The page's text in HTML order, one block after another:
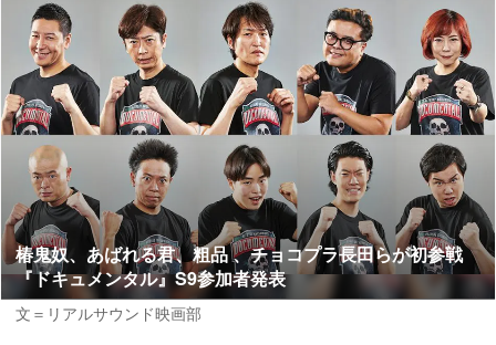
椿鬼奴、あばれる君、粗品 、チョコプラ長田らが初参戦
『ドキュメンタル』S9参加者発表
文＝リアルサウンド映画部